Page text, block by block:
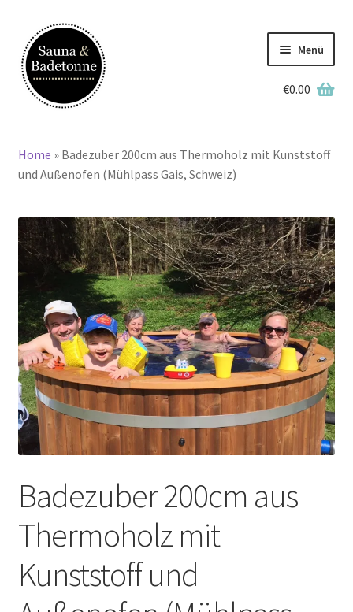
Navigation
springen
Zum
Inhalt
springen
Menü
Home
Lagerbestand
Badetonnen
Saunen
Grillkotas
Zubehör
Öfen
Info
+49 (0) 174 335 1470
info@sauna-badetonne.de
€0.00
Home » Badezuber 200cm aus Thermoholz mit Kunststoff
und Außenofen (Mühlpass Gais, Schweiz)
Badezuber 200cm aus
Thermoholz mit
Kunststoff und